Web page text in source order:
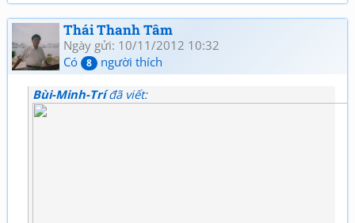
Thái Thanh Tâm
Ngày gửi: 10/11/2012 10:32
Có
8 người thích
Bùi-Minh-Tríđã viết: